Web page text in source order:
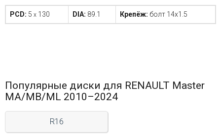
PCD: 5 x 130 DIA: 89.1 Крепёж: болт 14x1.5
Популярные диски для RENAULT Master
MA/MB/ML 2010–2024
R16